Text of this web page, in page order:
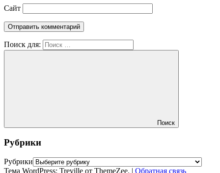
Сайт
Поиск для:
Поиск
Рубрики
Рубрики
Тема WordPress: Treville от ThemeZee. | Обратная связь